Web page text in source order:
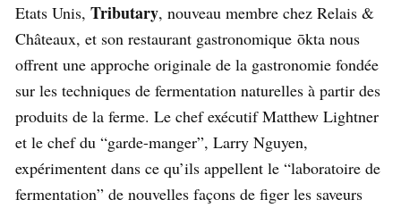
Etats Unis, Tributary, nouveau membre chez Relais &
Châteaux, et son restaurant gastronomique ōkta nous
offrent une approche originale de la gastronomie fondée
sur les techniques de fermentation naturelles à partir des
produits de la ferme. Le chef exécutif Matthew Lightner
et le chef du “garde-manger”, Larry Nguyen,
expérimentent dans ce qu’ils appellent le “laboratoire de
fermentation” de nouvelles façons de figer les saveurs